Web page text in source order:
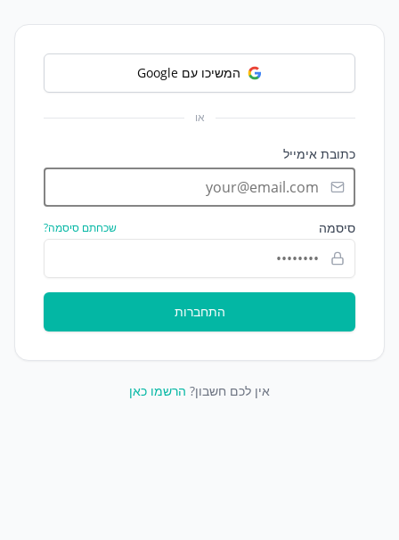
המשיכו עם Google
או
כתובת אימייל
סיסמה שכחתם סיסמה?
התחברות
אין לכם חשבון? הרשמו כאן